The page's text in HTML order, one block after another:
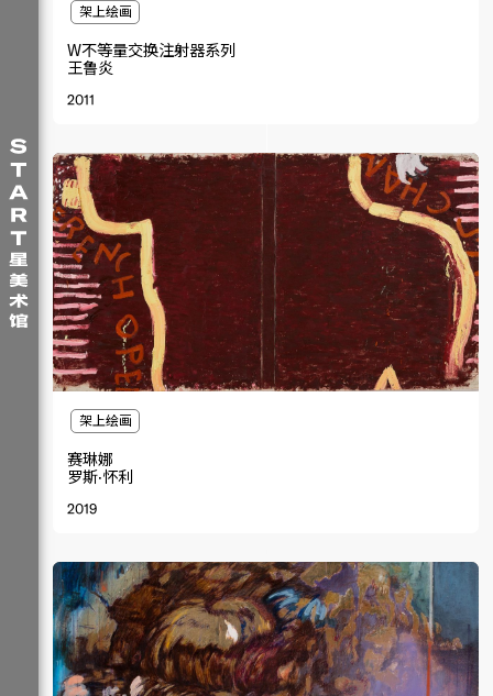
架上绘画
W不等量交换注射器系列
王鲁炎
2011
架上绘画
赛琳娜
罗斯·怀利
2019